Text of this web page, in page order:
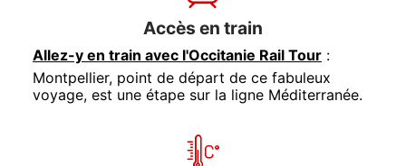
Accès en train
Allez-y en train avec l'Occitanie Rail Tour :
Montpellier, point de départ de ce fabuleux
voyage, est une étape sur la ligne Méditerranée.